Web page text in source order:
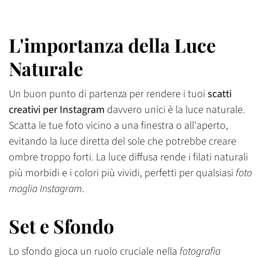
L'importanza della Luce
Naturale
Un buon punto di partenza per rendere i tuoi scatti
creativi per Instagram davvero unici è la luce naturale.
Scatta le tue foto vicino a una finestra o all'aperto,
evitando la luce diretta del sole che potrebbe creare
ombre troppo forti. La luce diffusa rende i filati naturali
più morbidi e i colori più vividi, perfetti per qualsiasi foto
maglia Instagram.
Set e Sfondo
Lo sfondo gioca un ruolo cruciale nella fotografia